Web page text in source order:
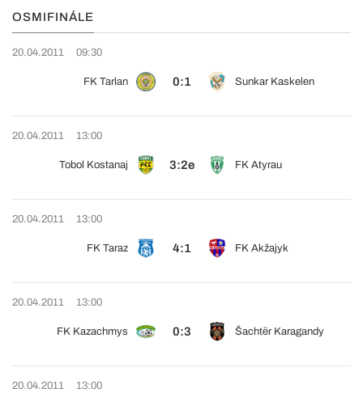
OSMIFINÁLE
20.04.2011 09:30
FK Tarlan 0:1 Sunkar Kaskelen
20.04.2011 13:00
Tobol Kostanaj 3:2e FK Atyrau
20.04.2011 13:00
FK Taraz 4:1 FK Akžajyk
20.04.2011 13:00
FK Kazachmys 0:3 Šachtër Karagandy
20.04.2011 13:00